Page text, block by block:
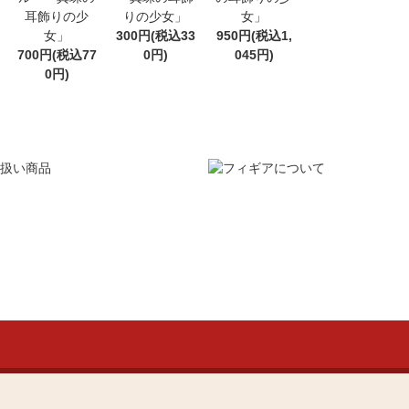
耳飾りの少
女」
700円(税込77
0円)
りの少女」
300円(税込33
0円)
女」
950円(税込1,
045円)